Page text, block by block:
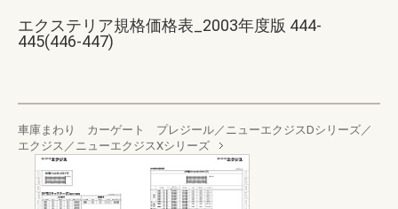
エクステリア規格価格表_2003年度版 444-
445(446-447)
車庫まわり カーゲート プレジール／ニューエクジスDシリーズ／
エクジス／ニューエクジスXシリーズ